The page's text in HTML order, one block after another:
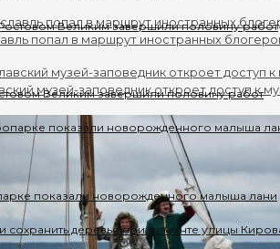
попал в маршрут иностранных
музей-заповедник откроет доступ к
Великим завершили половину работ
показали новорожденного малыша лани